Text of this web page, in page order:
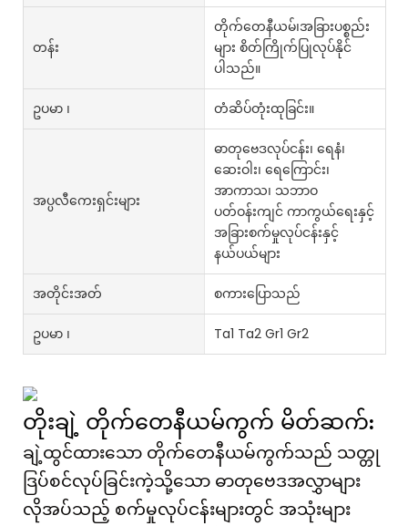
တန်း
တိုက်တေနီယမ်၊အခြားပစ္စည်း
များ စိတ်ကြိုက်ပြုလုပ်နိုင်
ပါသည်။
ဥပမာ ၊ တံဆိပ်တုံးထုခြင်း။
အပ္ပလီကေးရှင်းများ
ဓာတုဗေဒလုပ်ငန်း၊ ရေနံ၊
ဆေးဝါး၊ ရေကြောင်း၊
အာကာသ၊ သဘာဝ
ပတ်ဝန်းကျင် ကာကွယ်ရေးနှင့်
အခြားစက်မှုလုပ်ငန်းနှင့်
နယ်ပယ်များ
အတိုင်းအတ် စကားပြောသည်
ဥပမာ ၊ Ta1 Ta2 Gr1 Gr2
တိုးချဲ့ တိုက်တေနီယမ်ကွက် မိတ်ဆက်:
ချဲ့ထွင်ထားသော တိုက်တေနီယမ်ကွက်သည် သတ္တု
ဒြပ်စင်လုပ်ခြင်းကဲ့သို့သော ဓာတုဗေဒအလွှာများ
လိုအပ်သည့် စက်မှုလုပ်ငန်းများတွင် အသုံးများ